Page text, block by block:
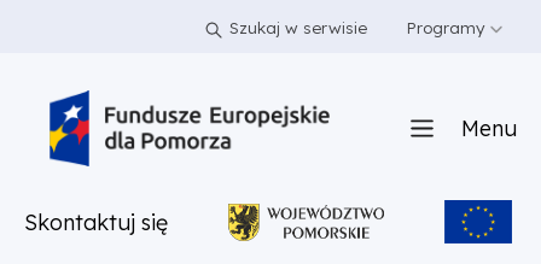
PRZEJDŹ DO TREŚCI Szukaj w serwisie Programy
Menu
Skontaktuj się